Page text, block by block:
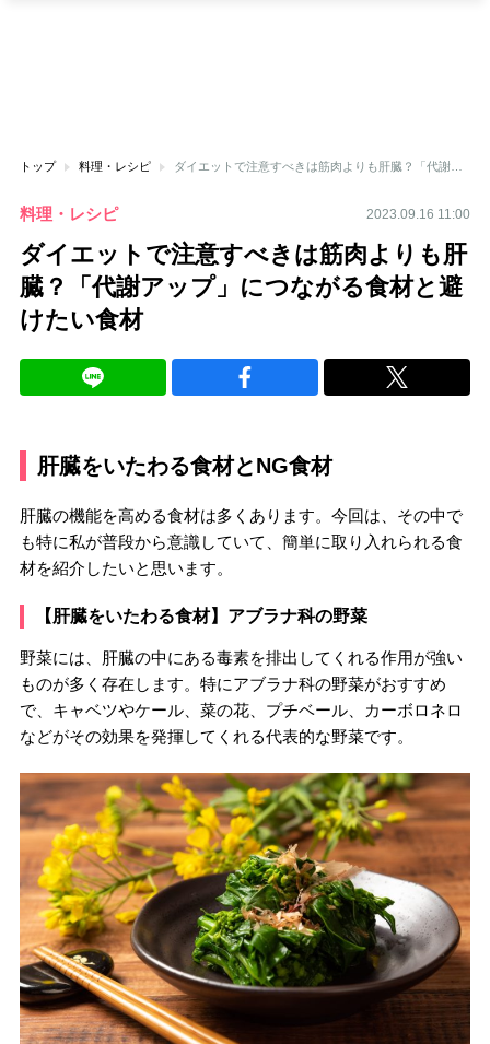
トップ 料理・レシピ ダイエットで注意すべきは筋肉よりも肝臓？「代謝アップ」につながる食材と避けたい食材
料理・レシピ 2023.09.16 11:00
ダイエットで注意すべきは筋肉よりも肝
臓？「代謝アップ」につながる食材と避
けたい食材
肝臓をいたわる食材とNG食材
肝臓の機能を高める食材は多くあります。今回は、その中で
も特に私が普段から意識していて、簡単に取り入れられる食
材を紹介したいと思います。
【肝臓をいたわる食材】アブラナ科の野菜
野菜には、肝臓の中にある毒素を排出してくれる作用が強い
ものが多く存在します。特にアブラナ科の野菜がおすすめ
で、キャベツやケール、菜の花、プチベール、カーボロネロ
などがその効果を発揮してくれる代表的な野菜です。